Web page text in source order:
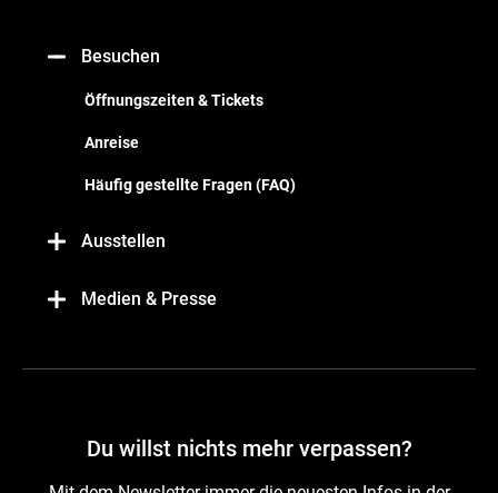
Besuchen
Öffnungszeiten & Tickets
Anreise
Häufig gestellte Fragen (FAQ)
Ausstellen
Medien & Presse
Du willst nichts mehr verpassen?